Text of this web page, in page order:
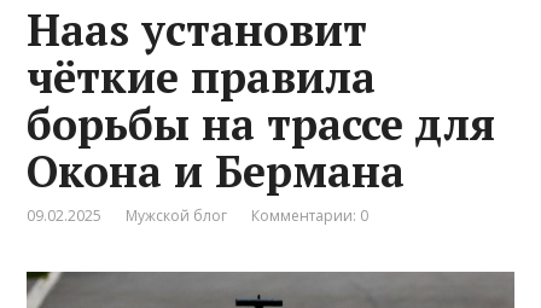
Haas установит
чёткие правила
борьбы на трассе для
Окона и Бермана
09.02.2025 Мужской блог Комментарии: 0